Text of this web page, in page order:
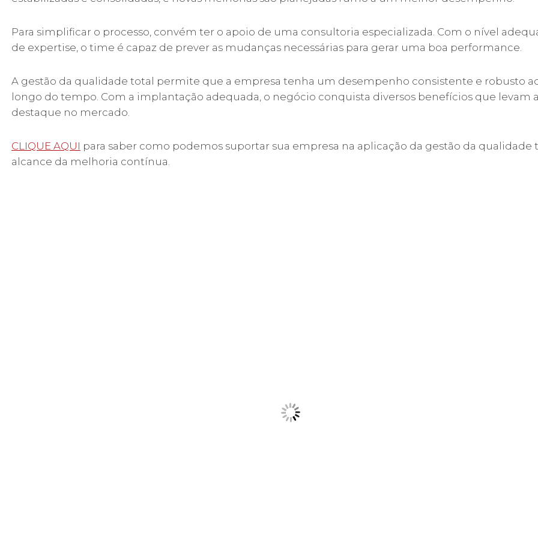
Para simplificar o processo, convém ter o apoio de uma consultoria especializada. Com o nível
de expertise, o time é capaz de prever as mudanças necessárias para gerar uma boa performance.
A gestão da qualidade total permite que a empresa tenha um desempenho consistente e robusto
longo do tempo. Com a implantação adequada, o negócio conquista diversos benefícios que levam
destaque no mercado.
CLIQUE AQUI para saber como podemos suportar sua empresa na aplicação da gestão da qualidade
alcance da melhoria contínua.